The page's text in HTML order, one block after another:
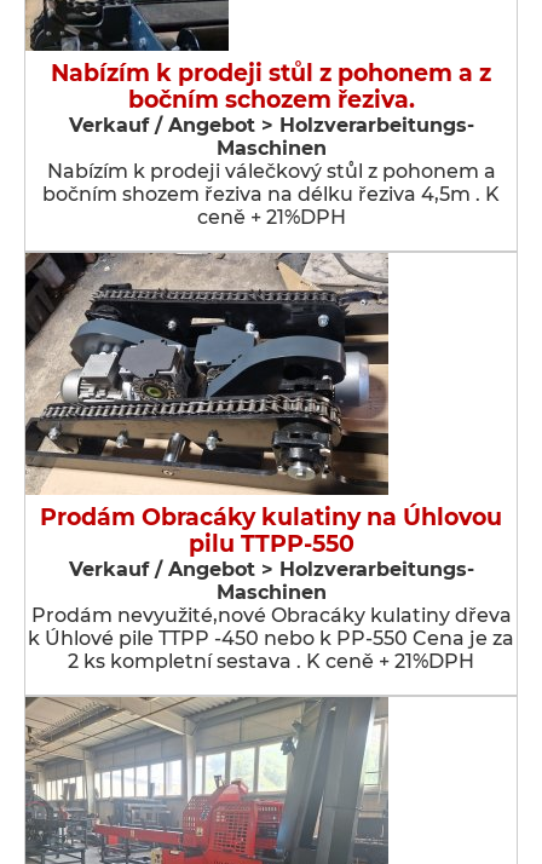
Nabízím k prodeji stůl z pohonem a z
bočním schozem řeziva.
Verkauf / Angebot > Holzverarbeitungs-
Maschinen
Nabízím k prodeji válečkový stůl z pohonem a
bočním shozem řeziva na délku řeziva 4,5m . K
ceně + 21%DPH
Prodám Obracáky kulatiny na Úhlovou
pilu TTPP-550
Verkauf / Angebot > Holzverarbeitungs-
Maschinen
Prodám nevyužité,nové Obracáky kulatiny dřeva
k Úhlové pile TTPP -450 nebo k PP-550 Cena je za
2 ks kompletní sestava . K ceně + 21%DPH